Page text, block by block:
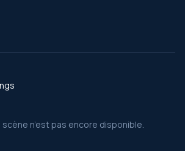
n’est pas encore disponible.